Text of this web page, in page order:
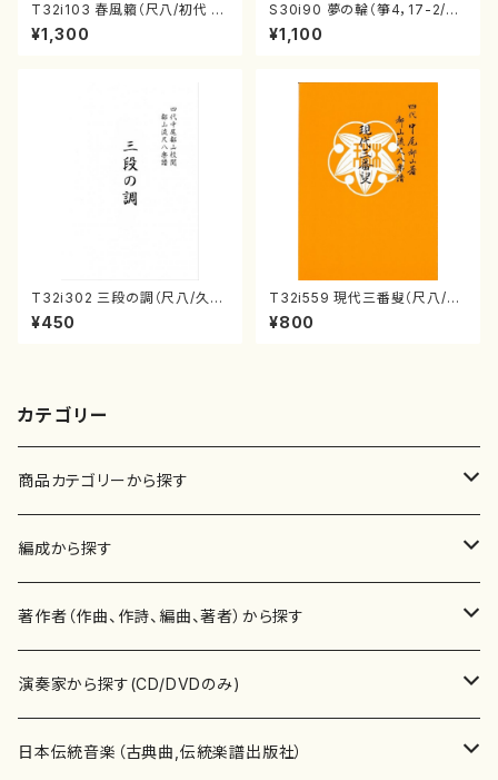
T32i103 春風籟（尺八/初代 石
垣征山/尺八/都山式譜）都山流
公刊楽譜曲番:552
¥1,300
S30i90 夢の輪（箏4，17-2/沢
井比河流/楽譜）
¥1,100
T32i302 三段の調（尺八/久本
玄智/楽譜）都山no:2003
¥450
T32i559 現代三番叟（尺八/杵
屋正邦/楽譜）都山流公刊楽譜曲
番:2269
¥800
カテゴリー
商品カテゴリーから探す
楽譜
書籍
書籍
テキストブック
CD・DVD
チケット
編成から探す
邦楽器
箏・琴（ソロ）
箏・琴（合奏）
合唱
混声合唱
歌・声
著作者（作曲、作詩、編曲、著者）から探す
あ行
青木省三(アオキ ショウゾウ)
か行
演奏家から探す(CD/DVDのみ)
邦楽（箏、三味線、尺八等）演奏家
日本伝統音楽（古典曲,伝統楽譜出版社）